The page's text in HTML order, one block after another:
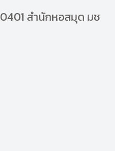
สำนักหอสมุด มช